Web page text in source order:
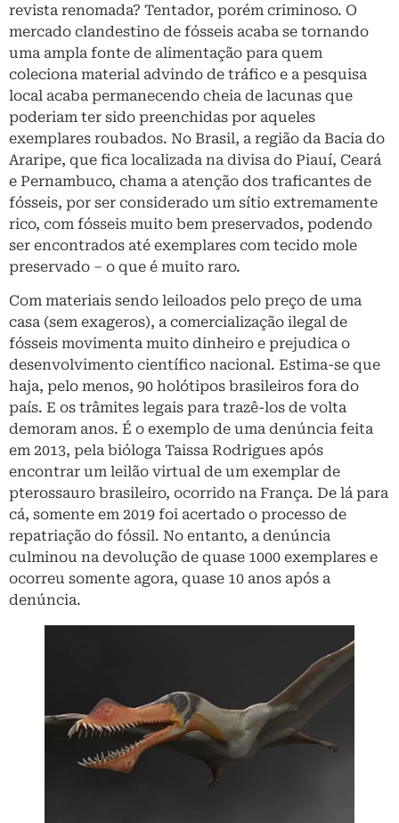
revista renomada? Tentador, porém criminoso. O
mercado clandestino de fósseis acaba se tornando
uma ampla fonte de alimentação para quem
coleciona material advindo de tráfico e a pesquisa
local acaba permanecendo cheia de lacunas que
poderiam ter sido preenchidas por aqueles
exemplares roubados. No Brasil, a região da Bacia do
Araripe, que fica localizada na divisa do Piauí, Ceará
e Pernambuco, chama a atenção dos traficantes de
fósseis, por ser considerado um sítio extremamente
rico, com fósseis muito bem preservados, podendo
ser encontrados até exemplares com tecido mole
preservado – o que é muito raro.
Com materiais sendo leiloados pelo preço de uma
casa (sem exageros), a comercialização ilegal de
fósseis movimenta muito dinheiro e prejudica o
desenvolvimento científico nacional. Estima-se que
haja, pelo menos, 90 holótipos brasileiros fora do
país. E os trâmites legais para trazê-los de volta
demoram anos. É o exemplo de uma denúncia feita
em 2013, pela bióloga Taissa Rodrigues após
encontrar um leilão virtual de um exemplar de
pterossauro brasileiro, ocorrido na França. De lá para
cá, somente em 2019 foi acertado o processo de
repatriação do fóssil. No entanto, a denúncia
culminou na devolução de quase 1000 exemplares e
ocorreu somente agora, quase 10 anos após a
denúncia.